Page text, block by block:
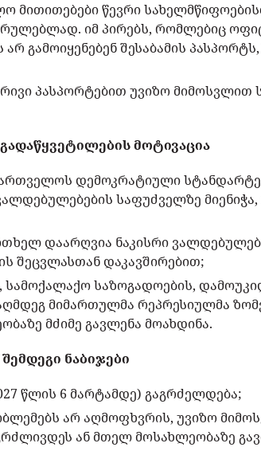
მითითებები წევრი
იმ პირებს, რომლებიც
გამოიყენებენ შესაბამის
პასპორტებით უვიზო მიმოსვლით
მოტივაცია
დემოკრატიული
საფუძველზე
დაარღვია ნაკისრი
შეცვლასთან დაკავშირებით;
სამოქალაქო საზოგადოების,
მიმართულმა რეპრესიულმა
მძიმე გავლენა მოახდინა.
შემდეგი ნაბიჯები
წლის 6 მარტამდე) გაგრძელდება;
არ აღმოფხვრის, უვიზო
ან მთელ მოსახლეობაზე